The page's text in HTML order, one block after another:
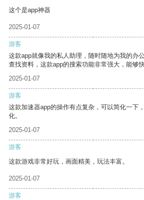
这个是app神器
2025-01-07
游客
这款app就像我的私人助理，随时随地为我的办
查找资料，这款app的搜索功能非常强大，能够
2025-01-07
游客
这款加速器app的操作有点复杂，可以简化一下
化。
2025-01-07
游客
这款游戏非常好玩，画面精美，玩法丰富。
2025-01-07
游客